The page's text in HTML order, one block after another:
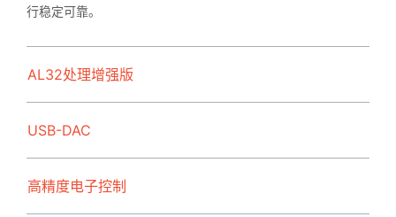
行稳定可靠。
AL32处理增强版
USB-DAC
高精度电子控制